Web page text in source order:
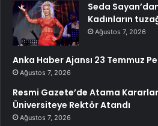
Seda
Kadınların
Ağustos 7, 2026
Anka Haber Ajansı 23 Temmuz
Ağustos 7, 2026
Resmi Gazete’de Atama
Üniversiteye Rektör Atandı
Ağustos 7, 2026